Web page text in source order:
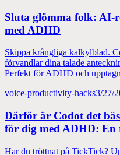
Sluta glömma folk: AI-
med ADHD
Skippa krångliga kalkylblad.
förvandlar dina talade
Perfekt för ADHD och
voice-productivity-hacks3/27/
Därför är Codot det
för dig med ADHD: En
Har du tröttnat på TickTick?